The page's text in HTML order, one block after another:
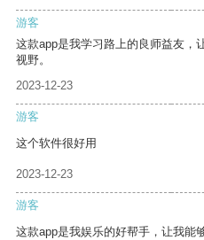
游客
这款app是我学习路上的良师益友，
视野。
2023-12-23
游客
这个软件很好用
2023-12-23
游客
这款app是我娱乐的好帮手，让我能